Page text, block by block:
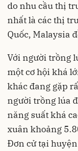
do nhu cầu thị
nhất là các thị
Quốc, Malaysia
Với người trồng
một cơ hội khá
khác đang gặp
người trồng lúa
năng suất khá
xuân khoảng
Đơn cử tại